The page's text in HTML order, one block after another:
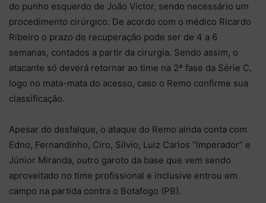
do punho esquerdo de João Victor, sendo necessário um
procedimento cirúrgico. De acordo com o médico Ricardo
Ribeiro o prazo de recuperação pode ser de 4 a 6
semanas, contados a partir da cirurgia. Sendo assim, o
atacante só deverá retornar ao time na 2ª fase da Série C,
logo no mata-mata do acesso, caso o Remo confirme sua
classificação.
Apesar do desfalque, o ataque do Remo ainda conta com
Edno, Fernandinho, Ciro, Sílvio, Luiz Carlos “Imperador” e
Júnior Miranda, outro garoto da base que vem sendo
aproveitado no time profissional e inclusive entrou em
campo na partida contra o Botafogo (PB).